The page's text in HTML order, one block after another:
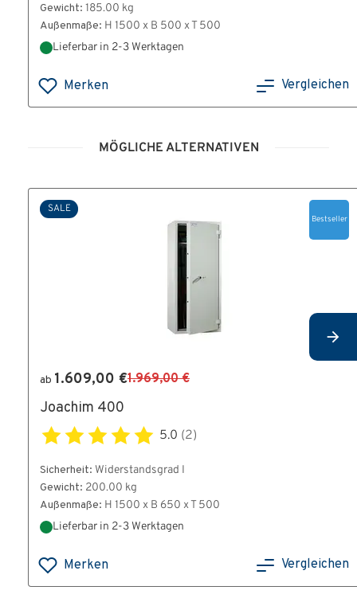
Gewicht: 185.00 kg
Außenmaße: H 1500 x B 500 x T 500
Lieferbar in 2-3 Werktagen
Merken Vergleichen
MÖGLICHE ALTERNATIVEN
SALE
Bestseller
ab 1.609,00 €1.969,00 €
Joachim 400
5.0 (2)
Sicherheit: Widerstandsgrad I
Gewicht: 200.00 kg
Außenmaße: H 1500 x B 650 x T 500
Lieferbar in 2-3 Werktagen
Merken Vergleichen